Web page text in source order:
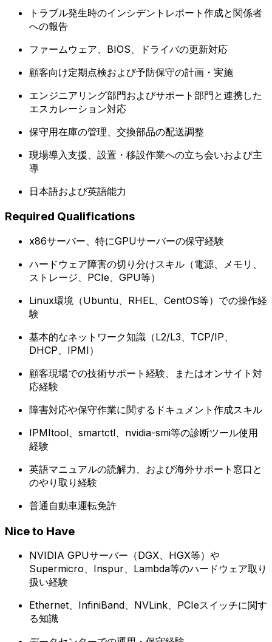
トラブル発生時のインシデントレポート作成と関係者
への報告
ファームウェア、BIOS、ドライバの更新対応
顧客向け定期点検および予防保守の計画・実施
エンジニアリング部門およびサポート部門と連携した
エスカレーション対応
保守用在庫の管理、交換部品の配送調整
現場導入支援、設置・移設作業への立ち会いおよび主
導
日本語および英語能力
Required Qualifications
x86サーバー、特にGPUサーバーの保守経験
ハードウェア障害の切り分けスキル（電源、メモリ、
ストレージ、PCIe、GPU等）
Linux環境（Ubuntu、RHEL、CentOS等）での操作経
験
基本的なネットワーク知識（L2/L3、TCP/IP、
DHCP、IPMI）
顧客現場での技術サポート経験、またはオンサイト対
応経験
障害対応や保守作業に関するドキュメント作成スキル
IPMItool、smartctl、nvidia-smi等の診断ツール使用
経験
英語マニュアルの読解力、および海外サポート窓口と
のやり取り経験
普通自動車運転免許
Nice to Have
NVIDIA GPUサーバー（DGX、HGX等）や
Supermicro、Inspur、Lambda等のハードウェア取り
扱い経験
Ethernet、InfiniBand、NVLink、PCIeスイッチに関す
る知識